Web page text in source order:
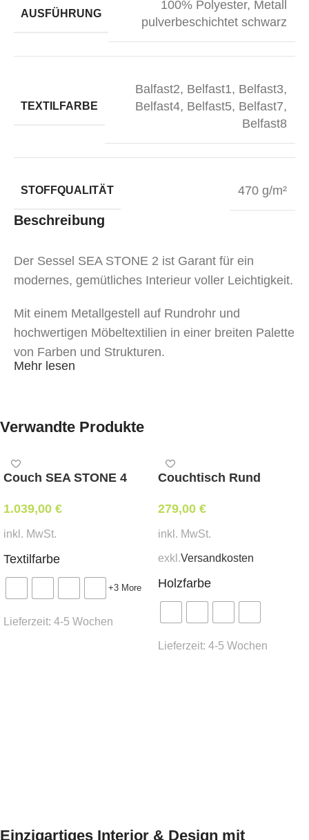
AUSFÜHRUNG
100% Polyester, Metall
pulverbeschichtet schwarz
TEXTILFARBE
Balfast2, Belfast1, Belfast3,
Belfast4, Belfast5, Belfast7,
Belfast8
STOFFQUALITÄT 470 g/m²
Beschreibung
Der Sessel SEA STONE 2 ist Garant für ein
modernes, gemütliches Interieur voller Leichtigkeit.
Mit einem Metallgestell auf Rundrohr und
hochwertigen Möbeltextilien in einer breiten Palette
von Farben und Strukturen.
Mehr lesen
Verwandte Produkte
Couch SEA STONE 4
1.039,00 €
inkl. MwSt.
Textilfarbe
+3 More
Lieferzeit: 4-5 Wochen
Couchtisch Rund
279,00 €
inkl. MwSt.
exkl.Versandkosten
Holzfarbe
Lieferzeit: 4-5 Wochen
Einzigartiges Interior & Design mit